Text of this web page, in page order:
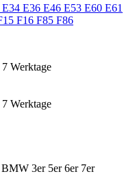
E36 E46 E53 E60 E61
F16 F85 F86
Werktage
Werktage